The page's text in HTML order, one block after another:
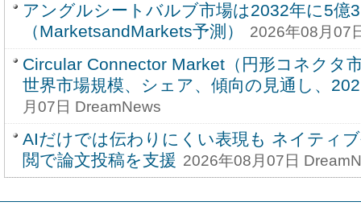
アングルシートバルブ市場は2032年に5億
（MarketsandMarkets予測）
2026年08月07
Circular Connector Market（円形コネクタ
世界市場規模、シェア、傾向の見通し、
月07日 DreamNews
AIだけでは伝わりにくい表現も ネイティ
閲で論文投稿を支援 2026年08月07日